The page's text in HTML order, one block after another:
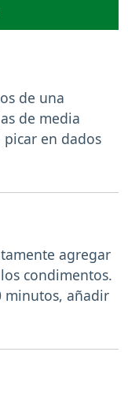
de una
de media
en dados
agregar
condimentos.
minutos, añadir